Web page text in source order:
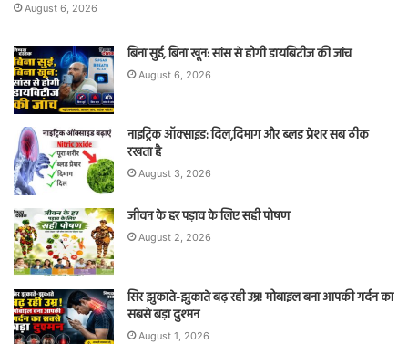
August 6, 2026
बिना सुई, बिना खून: सांस से होगी डायबिटीज की जांच
August 6, 2026
नाइट्रिक ऑक्साइड: दिल,दिमाग और ब्लड प्रेशर सब ठीक
रखता है
August 3, 2026
जीवन के हर पड़ाव के लिए सही पोषण
August 2, 2026
सिर झुकाते-झुकाते बढ़ रही उम्र! मोबाइल बना आपकी गर्दन का
सबसे बड़ा दुश्मन
August 1, 2026